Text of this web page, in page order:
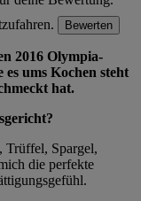
Bewerten
2016 Olympia-
ums Kochen steht
hat.
Trüffel, Spargel,
die perfekte